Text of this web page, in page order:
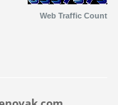
Web Traffic Count